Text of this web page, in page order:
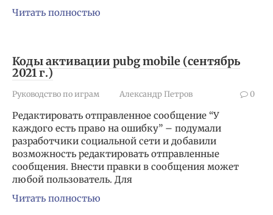
Читать полностью
Коды активации pubg mobile (сентябрь
2021 г.)
Руководство по играм Александр Петров 0
Редактировать отправленное сообщение “У
каждого есть право на ошибку” – подумали
разработчики социальной сети и добавили
возможность редактировать отправленные
сообщения. Внести правки в сообщения может
любой пользователь. Для
Читать полностью